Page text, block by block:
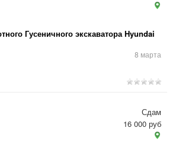
Гусеничного экскаватора Hyundai
8 марта
Сдам
16 000 руб